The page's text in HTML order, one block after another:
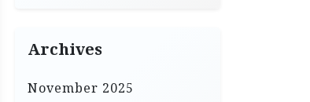
Archives
November 2025